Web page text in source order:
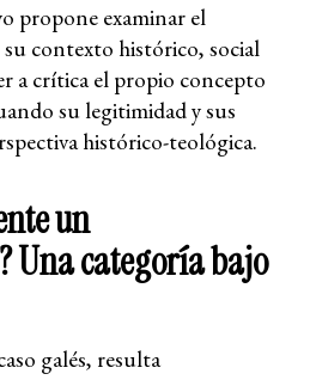
propone examinar el
su contexto histórico, social
a crítica el propio concepto
su legitimidad y sus
histórico-teológica.
un
Una categoría bajo
galés, resulta